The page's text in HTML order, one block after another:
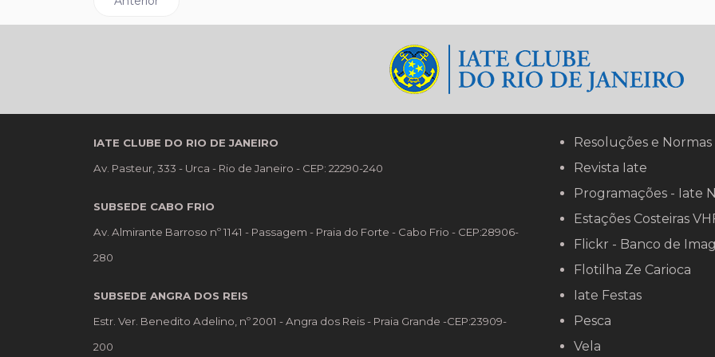
IATE CLUBE DO RIO DE JANEIRO
Av. Pasteur, 333 - Urca - Rio de Janeiro - CEP: 22290-240
SUBSEDE CABO FRIO
Av. Almirante Barroso nº 1141 - Passagem - Praia do Forte - Cabo Frio - CEP:28906-
280
SUBSEDE ANGRA DOS REIS
Estr. Ver. Benedito Adelino, nº 2001 - Angra dos Reis - Praia Grande -CEP:23909-
200
Resoluções e Normas
Revista Iate
Programações - Iate
Estações Costeiras
Flickr - Banco de
Flotilha Ze Carioca
Iate Festas
Pesca
Vela